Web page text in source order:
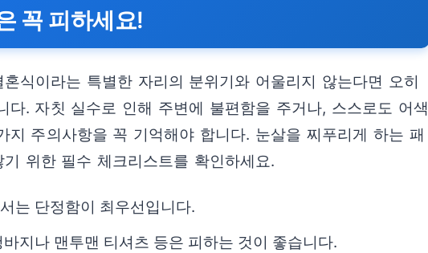
꼭 피하세요!
식이라는 특별한 자리의 분위기와 어울리지 않는다면 오히
다. 자칫 실수로 인해 주변에 불편함을 주거나, 스스로도 어색
지 주의사항을 꼭 기억해야 합니다. 눈살을 찌푸리게 하는 패
위한 필수 체크리스트를 확인하세요.
는 단정함이 최우선입니다.
지나 맨투맨 티셔츠 등은 피하는 것이 좋습니다.